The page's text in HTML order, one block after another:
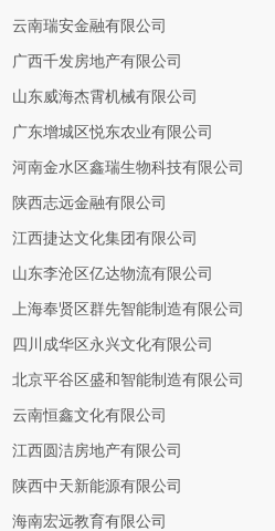
云南瑞安金融有限公司
广西千发房地产有限公司
山东威海杰霄机械有限公司
广东增城区悦东农业有限公司
河南金水区鑫瑞生物科技有限公司
陕西志远金融有限公司
江西捷达文化集团有限公司
山东李沧区亿达物流有限公司
上海奉贤区群先智能制造有限公司
四川成华区永兴文化有限公司
北京平谷区盛和智能制造有限公司
云南恒鑫文化有限公司
江西圆洁房地产有限公司
陕西中天新能源有限公司
海南宏远教育有限公司